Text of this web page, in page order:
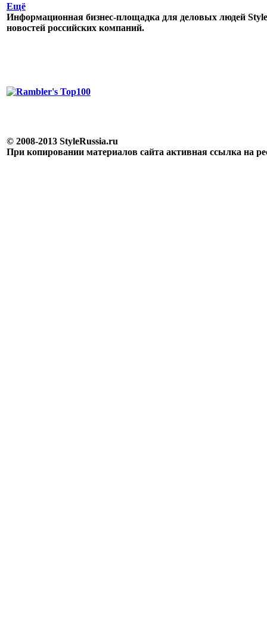
Ещё
Информационная бизнес-площадка для деловых людей
новостей российских компаний.
© 2008-2013 StyleRussia.ru
При копировании материалов сайта активная ссылка на